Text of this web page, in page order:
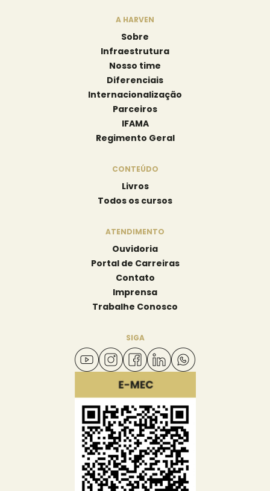
A HARVEN
Sobre
Infraestrutura
Nosso time
Diferenciais
Internacionalização
Parceiros
IFAMA
Regimento Geral
CONTEÚDO
Livros
Todos os cursos
ATENDIMENTO
Ouvidoria
Portal de Carreiras
Contato
Imprensa
Trabalhe Conosco
SIGA